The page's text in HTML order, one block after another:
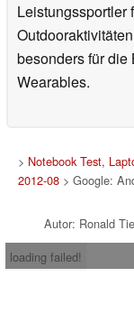
Leistungssportler
besonders für die
Wearables.
> Notebook Test,
2012-08 > Google:
Autor: Ronald
loading failed!